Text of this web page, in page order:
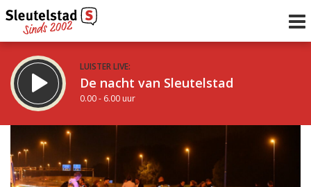
LUISTER LIVE:
De nacht van Sleutelstad
0.00 - 6.00 uur
De ochtend van Sleutelstad
6.00 - 12.00 uur
Vorig uur
uur 1 van 0